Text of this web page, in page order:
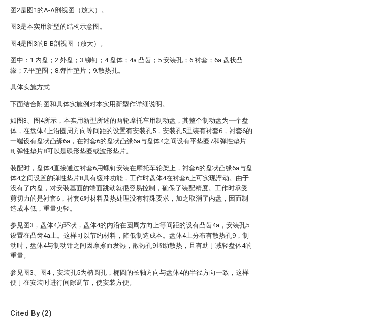
图2是图1的A-A剖视图（放大）。
图3是本实用新型的结构示意图。
图4是图3的B-B剖视图（放大）。
图中：1.内盘；2.外盘；3.铆钉；4.盘体；4a.凸齿；5.安装孔；6.衬套；6a.盘状凸
缘；7.平垫圈；8.弹性垫片；9.散热孔。
具体实施方式
下面结合附图和具体实施例对本实用新型作详细说明。
如图3、图4所示，本实用新型所述的两轮摩托车用制动盘，其整个制动盘为一个盘
体，在盘体4上沿圆周方向等间距的设置有安装孔5，安装孔5里装有衬套6，衬套6的
一端设有盘状凸缘6a，在衬套6的盘状凸缘6a与盘体4之间设有平垫圈7和弹性垫片
8, 弹性垫片8可以是碟形垫圈或波形垫片。
装配时，盘体4直接通过衬套6用螺钉安装在摩托车轮架上，衬套6的盘状凸缘6a与盘
体4之间设置的弹性垫片8具有缓冲功能，工作时盘体4在衬套6上可实现浮动。由于
没有了内盘，对安装基面的端面跳动就很容易控制，确保了装配精度。工作时承受
剪切力的是衬套6，衬套6对材料及热处理没有特殊要求，加之取消了内盘，因而制
造成本低，重量更轻。
参见图3，盘体4为环状，盘体4的内沿在圆周方向上等间距的设有凸齿4a，安装孔5
设置在凸齿4a上。这样可以节约材料，降低制造成本。盘体4上分布有散热孔9，制
动时，盘体4与制动钳之间因摩擦而发热，散热孔9帮助散热，且有助于减轻盘体4的
重量。
参见图3、图4，安装孔5为椭圆孔，椭圆的长轴方向与盘体4的半径方向一致，这样
便于在安装时进行间隙调节，使安装方便。
Cited By (2)